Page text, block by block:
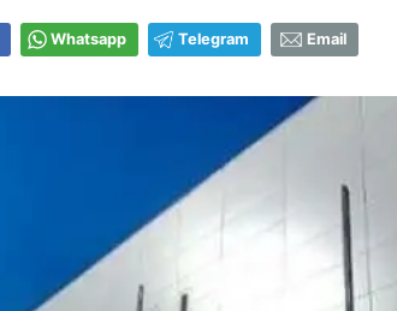
Whatsapp Telegram Email